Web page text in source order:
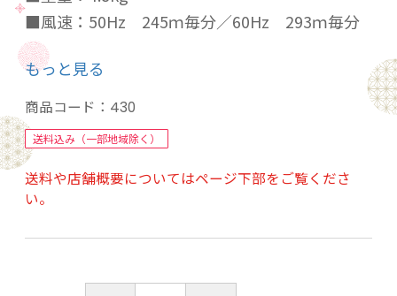
■風速：50Hz 245ｍ毎分／60Hz 293ｍ毎分
■風量：50Hz 99ｍ3毎分／60Hz 123m3毎分
■首振り角度：左約40°、右約40°
■仰ぐ角度 ：上約15°、下約15°
熱中症対策 空気循環 空気入れ替え 換気
もっと見る
商品コード： 430
送料込み（一部地域除く）
送料や店舗概要についてはページ下部をご覧くださ
い。